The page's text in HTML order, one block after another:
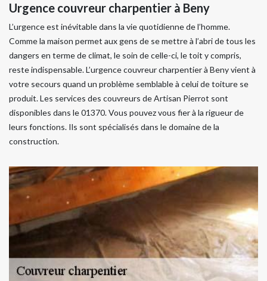
Urgence couvreur charpentier à Beny
L’urgence est inévitable dans la vie quotidienne de l’homme.
Comme la maison permet aux gens de se mettre à l’abri de tous les
dangers en terme de climat, le soin de celle-ci, le toit y compris,
reste indispensable. L’urgence couvreur charpentier à Beny vient à
votre secours quand un problème semblable à celui de toiture se
produit. Les services des couvreurs de Artisan Pierrot sont
disponibles dans le 01370. Vous pouvez vous fier à la rigueur de
leurs fonctions. Ils sont spécialisés dans le domaine de la
construction.